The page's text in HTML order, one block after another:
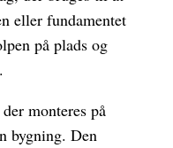
eller fundamentet
på plads og
monteres på
bygning. Den